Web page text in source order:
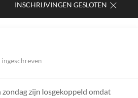
INSCHRIJVINGEN GESLOTEN
zijn losgekoppeld omdat